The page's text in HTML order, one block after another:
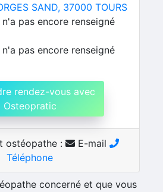
SAND, 37000 TOURS
pas encore renseigné
pas encore renseigné
rendez-vous avec
Osteopratic
ostéopathe :
E-mail
Téléphone
concerné et que vous